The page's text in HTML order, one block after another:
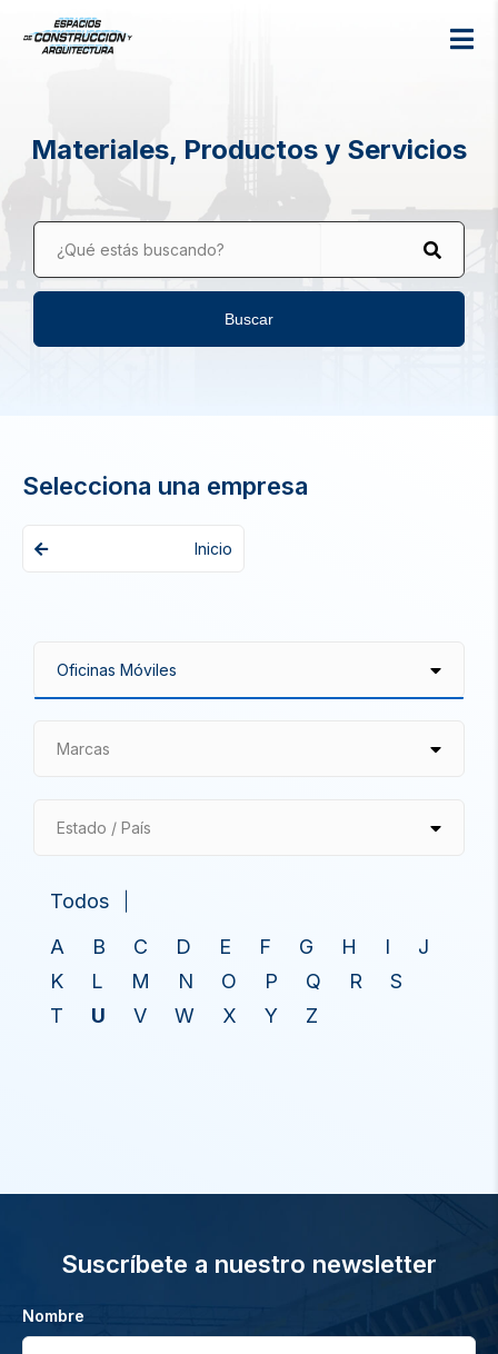
Materiales, Productos y Servicios
¿Qué estás buscando?
Buscar
Selecciona una empresa
Inicio
Marcas
Estado / País
Todos
A
B C D E F G H I
J
K
L M N O P Q R
S
T
U V W X Y Z
Suscríbete a nuestro newsletter
Nombre